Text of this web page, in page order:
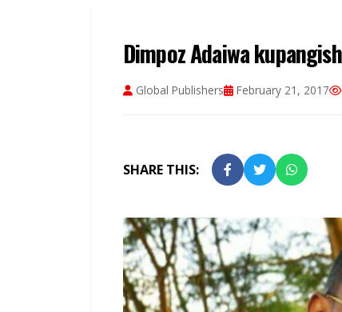
Dimpoz Adaiwa
Global Publishers February 21, 2017
SHARE THIS: